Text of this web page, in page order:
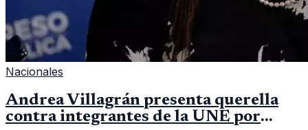
Nacionales
Andrea Villagrán presenta querella
contra integrantes de la UNE por